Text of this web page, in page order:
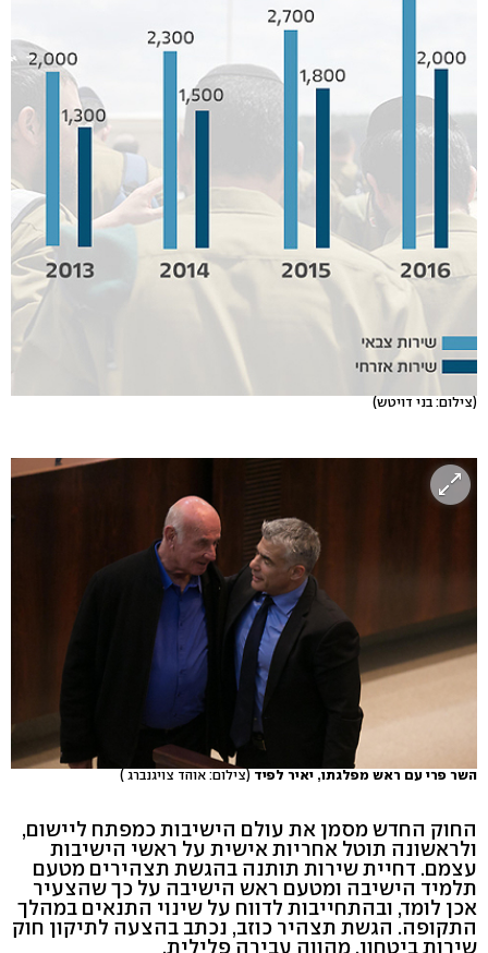
(צילום: בני דויטש)
השר פרי עם ראש מפלגתו, יאיר לפיד (צילום: אוהד צויגנברג )
החוק החדש מסמן את עולם הישיבות כמפתח ליישום,
ולראשונה תוטל אחריות אישית על ראשי הישיבות
עצמם. דחיית שירות תותנה בהגשת תצהירים מטעם
תלמיד הישיבה ומטעם ראש הישיבה על כך שהצעיר
אכן לומד, ובהתחייבות לדווח על שינוי התנאים במהלך
התקופה. הגשת תצהיר כוזב, נכתב בהצעה לתיקון חוק
שירות ביטחון, מהווה עבירה פלילית.